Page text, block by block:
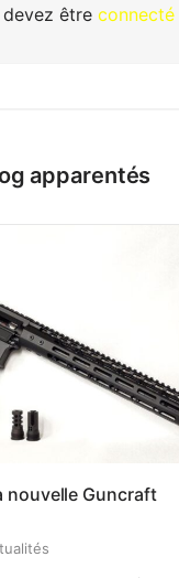
devez être connecté
apparentés
nouvelle Guncraft